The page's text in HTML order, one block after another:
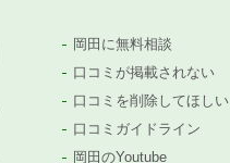
岡田に無料相談
口コミが掲載されない
口コミを削除してほしい
口コミガイドライン
岡田のYoutube